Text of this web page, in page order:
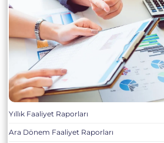
Yıllık Faaliyet Raporları
Ara Dönem Faaliyet Raporları